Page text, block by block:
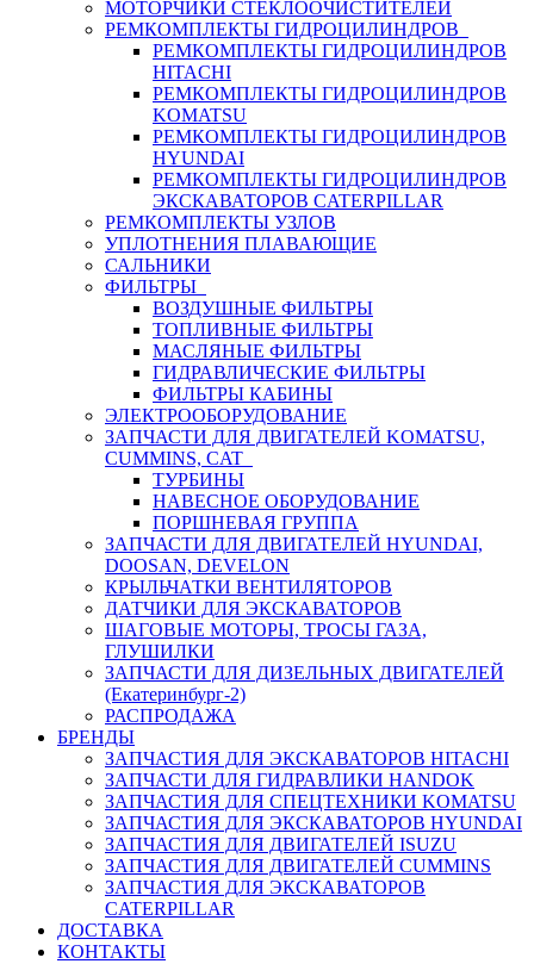
МОТОРЧИКИ СТЕКЛООЧИСТИТЕЛЕЙ
РЕМКОМПЛЕКТЫ ГИДРОЦИЛИНДРОВ
РЕМКОМПЛЕКТЫ ГИДРОЦИЛИНДРОВ
HITACHI
РЕМКОМПЛЕКТЫ ГИДРОЦИЛИНДРОВ
KOMATSU
РЕМКОМПЛЕКТЫ ГИДРОЦИЛИНДРОВ
HYUNDAI
РЕМКОМПЛЕКТЫ ГИДРОЦИЛИНДРОВ
ЭКСКАВАТОРОВ CATERPILLAR
РЕМКОМПЛЕКТЫ УЗЛОВ
УПЛОТНЕНИЯ ПЛАВАЮЩИЕ
САЛЬНИКИ
ФИЛЬТРЫ
ВОЗДУШНЫЕ ФИЛЬТРЫ
ТОПЛИВНЫЕ ФИЛЬТРЫ
МАСЛЯНЫЕ ФИЛЬТРЫ
ГИДРАВЛИЧЕСКИЕ ФИЛЬТРЫ
ФИЛЬТРЫ КАБИНЫ
ЭЛЕКТРООБОРУДОВАНИЕ
ЗАПЧАСТИ ДЛЯ ДВИГАТЕЛЕЙ KOMATSU,
CUMMINS, CAT
ТУРБИНЫ
НАВЕСНОЕ ОБОРУДОВАНИЕ
ПОРШНЕВАЯ ГРУППА
ЗАПЧАСТИ ДЛЯ ДВИГАТЕЛЕЙ HYUNDAI,
DOOSAN, DEVELON
КРЫЛЬЧАТКИ ВЕНТИЛЯТОРОВ
ДАТЧИКИ ДЛЯ ЭКСКАВАТОРОВ
ШАГОВЫЕ МОТОРЫ, ТРОСЫ ГАЗА,
ГЛУШИЛКИ
ЗАПЧАСТИ ДЛЯ ДИЗЕЛЬНЫХ ДВИГАТЕЛЕЙ
(Екатеринбург-2)
РАСПРОДАЖА
БРЕНДЫ
ЗАПЧАСТИЯ ДЛЯ ЭКСКАВАТОРОВ HITACHI
ЗАПЧАСТИ ДЛЯ ГИДРАВЛИКИ HANDOK
ЗАПЧАСТИЯ ДЛЯ СПЕЦТЕХНИКИ KOMATSU
ЗАПЧАСТИЯ ДЛЯ ЭКСКАВАТОРОВ HYUNDAI
ЗАПЧАСТИЯ ДЛЯ ДВИГАТЕЛЕЙ ISUZU
ЗАПЧАСТИЯ ДЛЯ ДВИГАТЕЛЕЙ CUMMINS
ЗАПЧАСТИЯ ДЛЯ ЭКСКАВАТОРОВ
CATERPILLAR
ДОСТАВКА
КОНТАКТЫ